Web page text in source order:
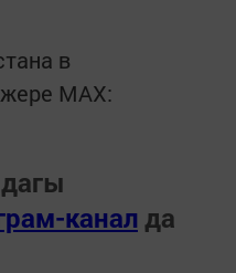
в
MАХ:
канал да